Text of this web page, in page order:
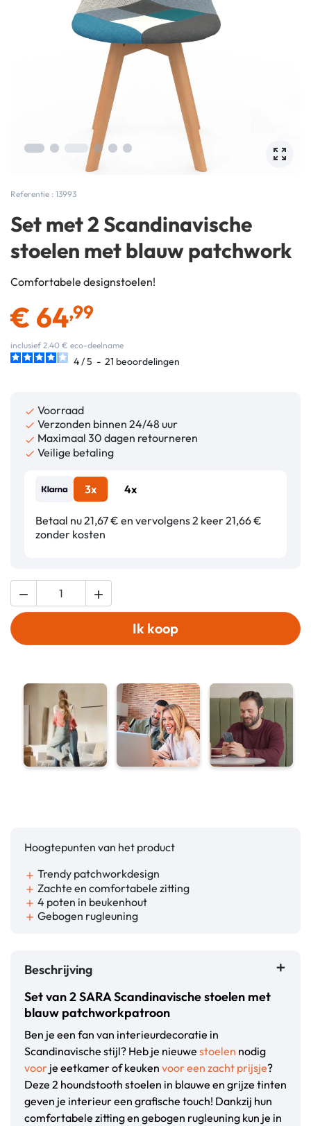
Referentie : 13993
Set met 2 Scandinavische
stoelen met blauw patchwork
Comfortabele designstoelen!
€ 64,99
inclusief 2.40 € eco-deelname
4/5 - 21 beoordelingen
 Voorraad
 Verzonden binnen 24/48 uur
 Maximaal 30 dagen retourneren
 Veilige betaling
3x 4x
Betaal nu 21,67 € en vervolgens 2 keer 21,66 €
zonder kosten
 
Ik koop
Hoogtepunten van het product
add Trendy patchworkdesign
add Zachte en comfortabele zitting
add 4 poten in beukenhout
add Gebogen rugleuning
Beschrijving
Set van 2 SARA Scandinavische stoelen met
blauw patchworkpatroon
Ben je een fan van interieurdecoratie in
Scandinavische stijl? Heb je nieuwe stoelen nodig
voor je eetkamer of keuken voor een zacht prijsje?
Deze 2 houndstooth stoelen in blauwe en grijze tinten
geven je interieur een grafische touch! Dankzij hun
comfortabele zitting en gebogen rugleuning kun je in